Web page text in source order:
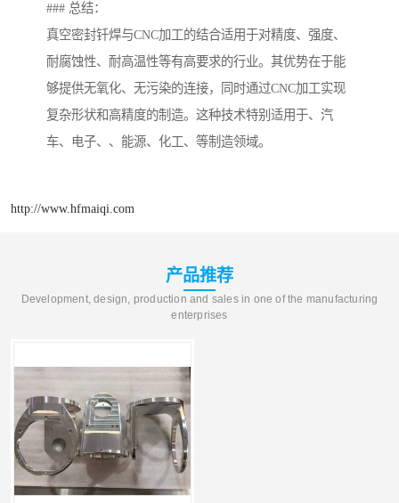
### 总结：
真空密封钎焊与CNC加工的结合适用于对精度、强度、
耐腐蚀性、耐高温性等有高要求的行业。其优势在于能
够提供无氧化、无污染的连接，同时通过CNC加工实现
复杂形状和高精度的制造。这种技术特别适用于、汽
车、电子、、能源、化工、等制造领域。
http://www.hfmaiqi.com
产品推荐
Development, design, production and sales in one of the manufacturing
enterprises